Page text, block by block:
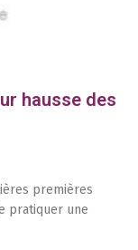
hausse des
premières
pratiquer une